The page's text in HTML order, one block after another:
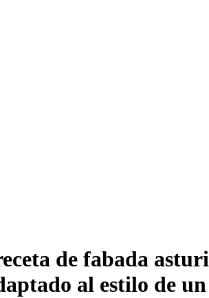
de fabada
al estilo de